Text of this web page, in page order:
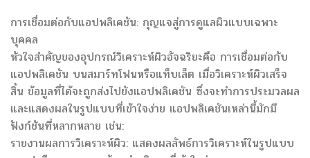
การเชื่อมต่อกับแอปพลิเคชัน: กุญแจสู่การดูแลผิวแบบเฉพาะ
บุคคล
หัวใจสำคัญของอุปกรณ์วิเคราะห์ผิวอัจฉริยะคือ การเชื่อมต่อกับ
แอปพลิเคชัน บนสมาร์ทโฟนหรือแท็บเล็ต เมื่อวิเคราะห์ผิวเสร็จ
สิ้น ข้อมูลที่ได้จะถูกส่งไปยังแอปพลิเคชัน ซึ่งจะทำการประมวลผล
และแสดงผลในรูปแบบที่เข้าใจง่าย แอปพลิเคชันเหล่านี้มักมี
ฟังก์ชันที่หลากหลาย เช่น:
รายงานผลการวิเคราะห์ผิว: แสดงผลลัพธ์การวิเคราะห์ในรูปแบบ